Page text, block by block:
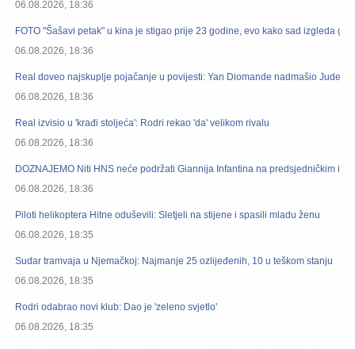
06.08.2026, 18:36
FOTO "Šašavi petak" u kina je stigao prije 23 godine, evo kako sad izgleda
06.08.2026, 18:36
Real doveo najskuplje pojačanje u povijesti: Yan Diomande nadmašio Judea
06.08.2026, 18:36
Real izvisio u 'krađi stoljeća': Rodri rekao 'da' velikom rivalu
06.08.2026, 18:36
DOZNAJEMO Niti HNS neće podržati Giannija Infantina na predsjedničkim
06.08.2026, 18:36
Piloti helikoptera Hitne oduševili: Sletjeli na stijene i spasili mladu ženu
06.08.2026, 18:35
Sudar tramvaja u Njemačkoj: Najmanje 25 ozlijeđenih, 10 u teškom stanju
06.08.2026, 18:35
Rodri odabrao novi klub: Dao je 'zeleno svjetlo'
06.08.2026, 18:35